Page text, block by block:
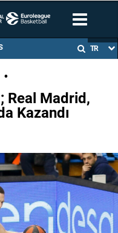
TR
•
Real Madrid,
Kazandı